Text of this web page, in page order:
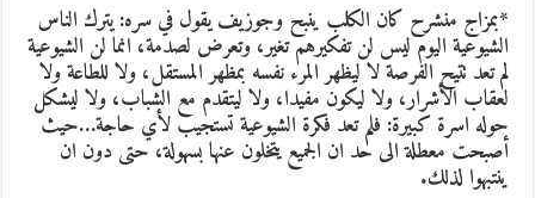
*بمزاج منشرح كان الكلب ينبح وجوزيف يقول في سره: يترك الناس
الشيوعية اليوم ليس لن تفكيرهم تغير، وتعرض لصدمة، انما لن الشيوعية
لم تعد تتيح الفرصة لا ليظهر المرء نفسه بمظهر المستقل، ولا للطاعة ولا
لعقاب الأشرار، ولا ليكون مفيدا، ولا ليتقدم مع الشباب، ولا ليشكل
حوله اسرة كبيرة: فلم تعد فكرة الشيوعية تستجيب لأي حاجة…حيث
أصبحت معطلة الى حد ان الجميع يتخلون عنها بسهولة، حتى دون ان
ينتبهوا لذلك.